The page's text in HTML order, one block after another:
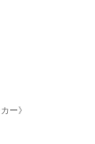
ー》